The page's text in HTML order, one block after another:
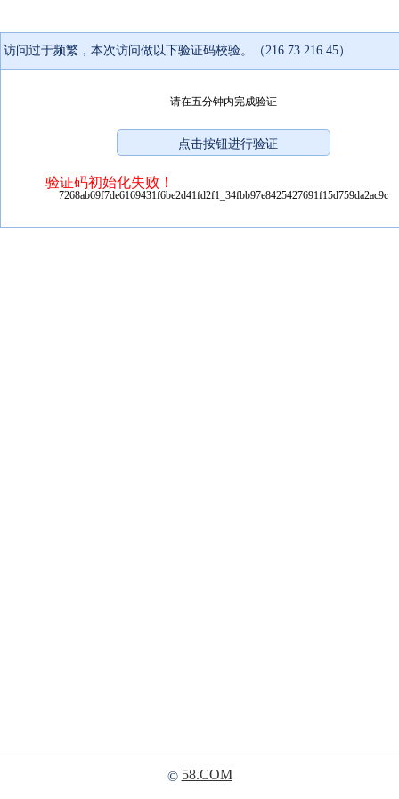
访问过于频繁，本次访问做以下验证码校验。（216.73.216.45）
请在五分钟内完成验证
验证码初始化失败！
7268ab69f7de6169431f6be2d41fd2f1_34fbb97e8425427691f15d759da2ac9c
© 58.COM